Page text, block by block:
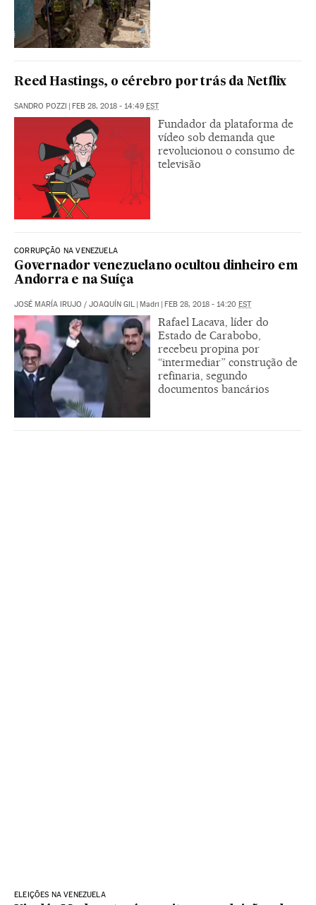
Reed Hastings, o cérebro por trás da Netflix
SANDRO POZZI | FEB 28, 2018 - 14:49 EST
Fundador da plataforma de
vídeo sob demanda que
revolucionou o consumo de
televisão
CORRUPÇÃO NA VENEZUELA
Governador venezuelano ocultou dinheiro em
Andorra e na Suíça
JOSÉ MARÍA IRUJO / JOAQUÍN GIL | Madri | FEB 28, 2018 - 14:20 EST
Rafael Lacava, líder do
Estado de Carabobo,
recebeu propina por
“intermediar” construção de
refinaria, segundo
documentos bancários
ELEIÇÕES NA VENEZUELA